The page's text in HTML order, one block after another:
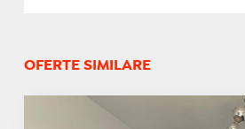
OFERTE SIMILARE